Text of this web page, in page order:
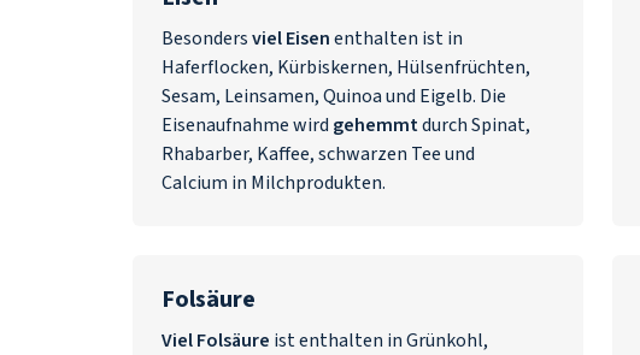
Besondersviel Eisenenthalten ist in
Haferflocken, Kürbiskernen, Hülsenfrüchten,
Sesam, Leinsamen, Quinoa und Eigelb. Die
Eisenaufnahme wird gehemmtdurch Spinat,
Rhabarber, Kaffee, schwarzen Tee und
Calcium in Milchprodukten.
Folsäure
Viel Folsäure ist enthalten in Grünkohl,